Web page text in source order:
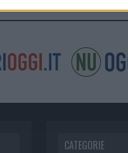
CATEGORIE